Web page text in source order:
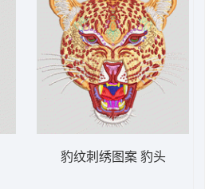
豹纹刺绣图案 豹头